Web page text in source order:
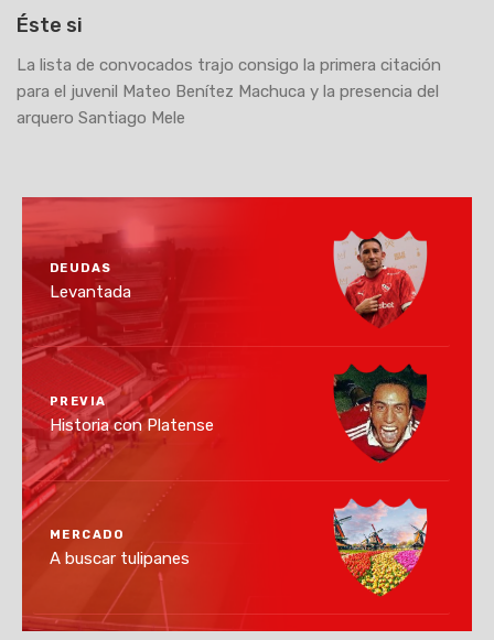
Éste si
La lista de convocados trajo consigo la primera citación
para el juvenil Mateo Benítez Machuca y la presencia del
arquero Santiago Mele
DEUDAS
Levantada
PREVIA
Historia con Platense
MERCADO
A buscar tulipanes